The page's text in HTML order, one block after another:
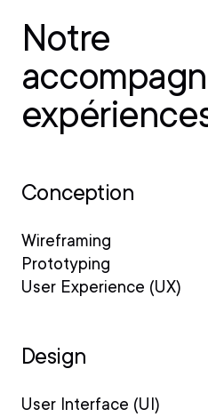
Notre
Conception
Wireframing
Prototyping
User Experience (UX)
Design
User Interface (UI)